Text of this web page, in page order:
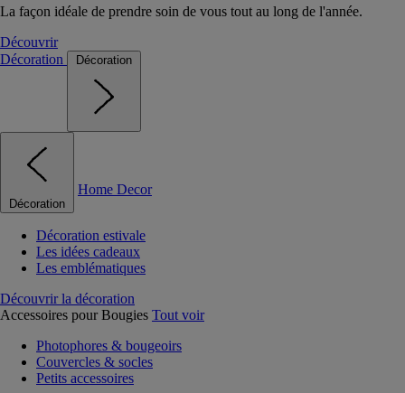
La façon idéale de prendre soin de vous tout au long de l'année.
Découvrir
Décoration
Décoration
Décoration
Home Decor
Décoration estivale
Les idées cadeaux
Les emblématiques
Découvrir la décoration
Accessoires pour Bougies Tout voir
Photophores & bougeoirs
Couvercles & socles
Petits accessoires